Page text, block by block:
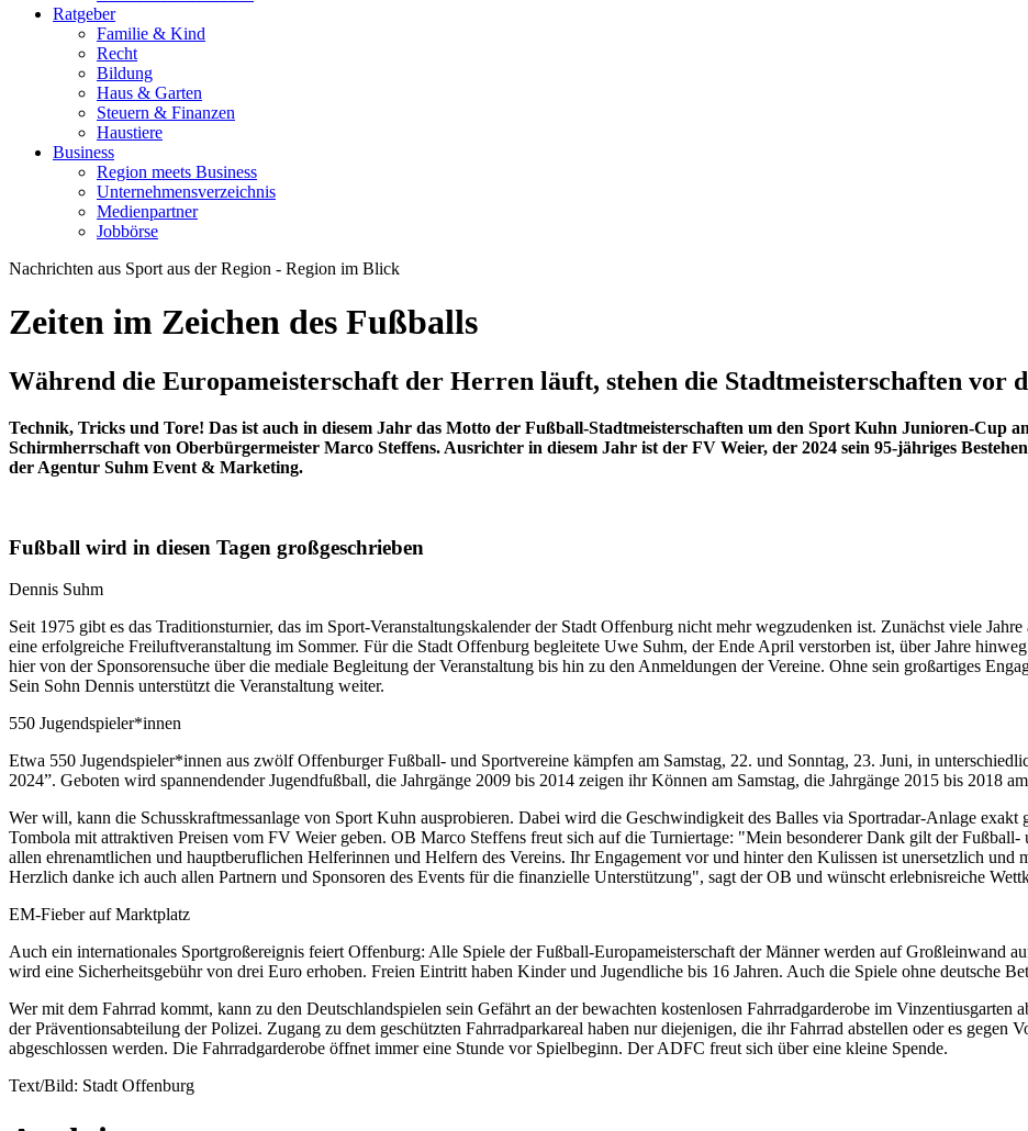
Ratgeber
Familie & Kind
Recht
Bildung
Haus & Garten
Steuern & Finanzen
Haustiere
Business
Region meets Business
Unternehmensverzeichnis
Medienpartner
Jobbörse
Nachrichten aus Sport aus der Region - Region im Blick
Zeiten im Zeichen des Fußballs
Während die Europameisterschaft der Herren läuft, stehen die Stadtmeisterschaften vor
Technik, Tricks und Tore! Das ist auch in diesem Jahr das Motto der Fußball-Stadtmeisterschaften um den Sport Kuhn Junioren-Cup
Schirmherrschaft von Oberbürgermeister Marco Steffens. Ausrichter in diesem Jahr ist der FV Weier, der 2024 sein 95-jähriges
der Agentur Suhm Event & Marketing.
Fußball wird in diesen Tagen großgeschrieben
Dennis Suhm
Seit 1975 gibt es das Traditionsturnier, das im Sport-Veranstaltungskalender der Stadt Offenburg nicht mehr wegzudenken ist. Zunächst viele
eine erfolgreiche Freiluftveranstaltung im Sommer. Für die Stadt Offenburg begleitete Uwe Suhm, der Ende April verstorben ist, über Jahre
hier von der Sponsorensuche über die mediale Begleitung der Veranstaltung bis hin zu den Anmeldungen der Vereine. Ohne sein großartiges
Sein Sohn Dennis unterstützt die Veranstaltung weiter.
550 Jugendspieler*innen
Etwa 550 Jugendspieler*innen aus zwölf Offenburger Fußball- und Sportvereine kämpfen am Samstag, 22. und Sonntag, 23. Juni, in
2024”. Geboten wird spannendender Jugendfußball, die Jahrgänge 2009 bis 2014 zeigen ihr Können am Samstag, die Jahrgänge 2015 bis 2018
Wer will, kann die Schusskraftmessanlage von Sport Kuhn ausprobieren. Dabei wird die Geschwindigkeit des Balles via Sportradar-Anlage exakt
Tombola mit attraktiven Preisen vom FV Weier geben. OB Marco Steffens freut sich auf die Turniertage: "Mein besonderer Dank gilt der
allen ehrenamtlichen und hauptberuflichen Helferinnen und Helfern des Vereins. Ihr Engagement vor und hinter den Kulissen ist unersetzlich und
Herzlich danke ich auch allen Partnern und Sponsoren des Events für die finanzielle Unterstützung", sagt der OB und wünscht erlebnisreiche
EM-Fieber auf Marktplatz
Auch ein internationales Sportgroßereignis feiert Offenburg: Alle Spiele der Fußball-Europameisterschaft der Männer werden auf Großleinwand
wird eine Sicherheitsgebühr von drei Euro erhoben. Freien Eintritt haben Kinder und Jugendliche bis 16 Jahren. Auch die Spiele ohne deutsche
Wer mit dem Fahrrad kommt, kann zu den Deutschlandspielen sein Gefährt an der bewachten kostenlosen Fahrradgarderobe im
der Präventionsabteilung der Polizei. Zugang zu dem geschützten Fahrradparkareal haben nur diejenigen, die ihr Fahrrad abstellen oder es gegen
abgeschlossen werden. Die Fahrradgarderobe öffnet immer eine Stunde vor Spielbeginn. Der ADFC freut sich über eine kleine Spende.
Text/Bild: Stadt Offenburg